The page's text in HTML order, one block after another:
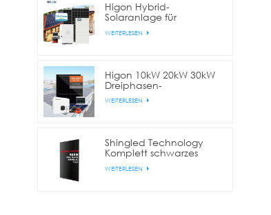
Higon Hybrid-
Solaranlage für
20 kW und 30 kW
WEITERLESEN
Higon 10kW 20kW 30kW
Dreiphasen-
Netzgekoppelte
Solaranlage für
WEITERLESEN
Shingled Technology
Komplett schwarzes
Solarpanel für Zuhause
WEITERLESEN